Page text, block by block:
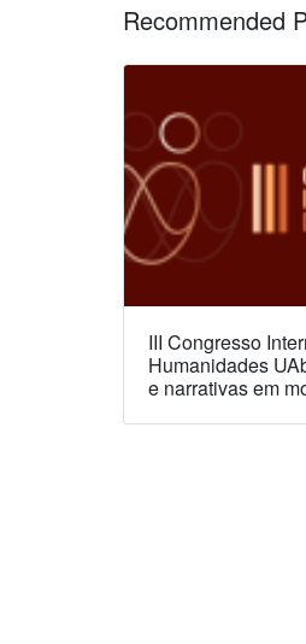
Recommended
III Congresso
Humanidades
e narrativas em